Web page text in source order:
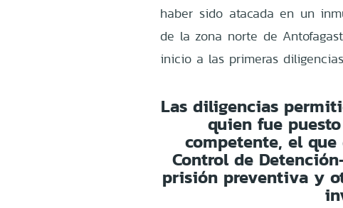
haber sido atacada en un
de la zona norte de
inicio a las primeras
Las diligencias
quien fue
competente, el
Control de
prisión preventiva y